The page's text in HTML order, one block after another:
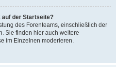
auf der Startseite?
des Forenteams, einschließlich der
Sie finden hier auch weitere
im Einzelnen moderieren.